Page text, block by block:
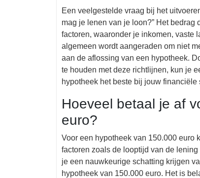
Een veelgestelde vraag bij het
mag je lenen van je loon?” Het
factoren, waaronder je inkomen, vaste
algemeen wordt aangeraden om niet
aan de aflossing van een hypotheek.
te houden met deze richtlijnen, kun je
hypotheek het beste bij jouw financiële
Hoeveel betaal je af
euro?
Voor een hypotheek van 150.000 euro
factoren zoals de looptijd van de
je een nauwkeurige schatting krijgen
hypotheek van 150.000 euro. Het is